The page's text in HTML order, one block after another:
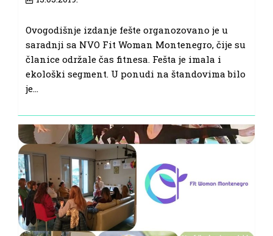
Ovogodišnje izdanje fešte organozovano je u
saradnji sa NVO Fit Woman Montenegro, čije su
članice održale čas fitnesa. Fešta je imala i
ekološki segment. U ponudi na štandovima bilo
je…